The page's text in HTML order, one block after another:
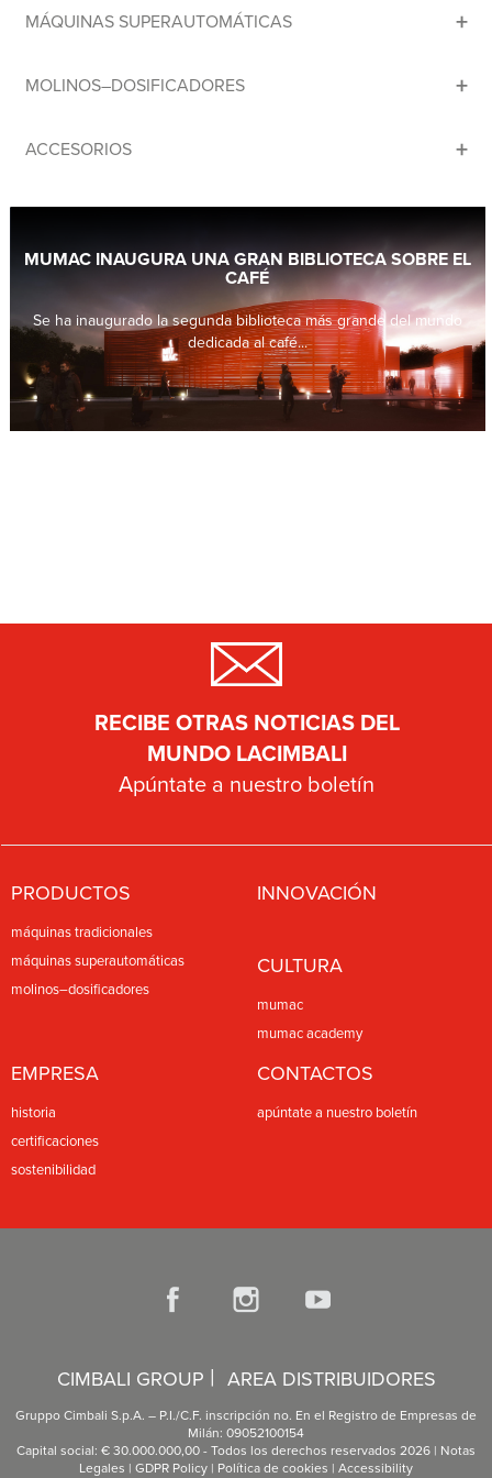
MÁQUINAS SUPERAUTOMÁTICAS +
MOLINOS–DOSIFICADORES +
ACCESORIOS +
MUMAC INAUGURA UNA GRAN BIBLIOTECA SOBRE EL
CAFÉ
Se ha inaugurado la segunda biblioteca más grande del mundo
dedicada al café...
RECIBE OTRAS NOTICIAS DEL
MUNDO LACIMBALI
Apúntate a nuestro boletín
PRODUCTOS
máquinas tradicionales
máquinas superautomáticas
molinos–dosificadores
INNOVACIÓN
CULTURA
mumac
mumac academy
EMPRESA
historia
certificaciones
sostenibilidad
CONTACTOS
apúntate a nuestro boletín
CIMBALI GROUP | AREA DISTRIBUIDORES
Gruppo Cimbali S.p.A. – P.I./C.F. inscripción no. En el Registro de Empresas de
Milán: 09052100154
Capital social: € 30.000.000,00 - Todos los derechos reservados 2026 | Notas
Legales | GDPR Policy | Política de cookies | Accessibility